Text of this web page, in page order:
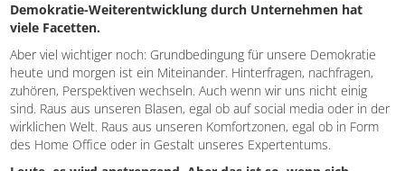
Demokratie-Weiterentwicklung durch Unternehmen hat
viele Facetten.
Aber viel wichtiger noch: Grundbedingung für unsere Demokratie
heute und morgen ist ein Miteinander. Hinterfragen, nachfragen,
zuhören, Perspektiven wechseln. Auch wenn wir uns nicht einig
sind. Raus aus unseren Blasen, egal ob auf social media oder in der
wirklichen Welt. Raus aus unseren Komfortzonen, egal ob in Form
des Home Office oder in Gestalt unseres Expertentums.